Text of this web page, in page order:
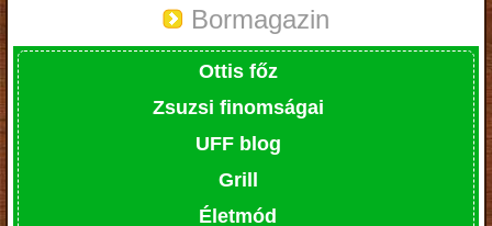
Bormagazin
Ottis főz
Zsuzsi finomságai
UFF blog
Grill
Életmód